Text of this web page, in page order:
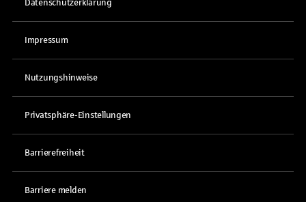
Datenschutzerklärung
Impressum
Nutzungshinweise
Privatsphäre-Einstellungen
Barrierefreiheit
Barriere melden